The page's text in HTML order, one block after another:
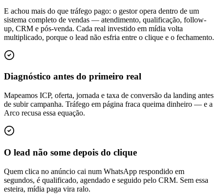
E achou mais do que tráfego pago: o gestor opera dentro de um
sistema completo de vendas — atendimento, qualificação, follow-
up, CRM e pós-venda. Cada real investido em mídia volta
multiplicado, porque o lead não esfria entre o clique e o fechamento.
Diagnóstico antes do primeiro real
Mapeamos ICP, oferta, jornada e taxa de conversão da landing antes
de subir campanha. Tráfego em página fraca queima dinheiro — e a
Arco recusa essa equação.
O lead não some depois do clique
Quem clica no anúncio cai num WhatsApp respondido em
segundos, é qualificado, agendado e seguido pelo CRM. Sem essa
esteira, mídia paga vira ralo.